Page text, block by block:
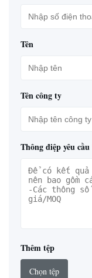
Tên
Tên công ty
Thông điệp yêu cầu
Thêm tệp
Chọn tệp